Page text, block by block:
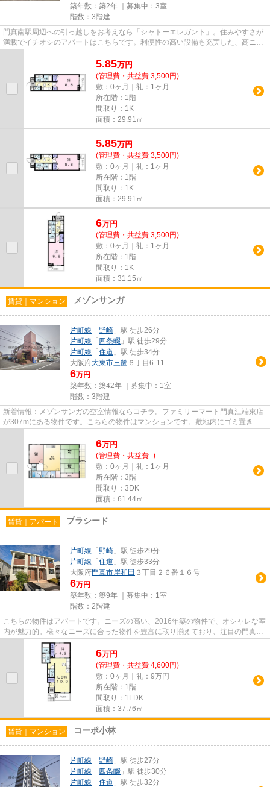
築年数：築2年 ｜募集中： 3室
階数：3階建
門真南駅周辺への引っ越しをお考えなら「シャトーエレガント」。住みやすさが
満載でイチオシのアパートはこちらです。利便性の高い設備も充実した、高ニー
5.85万円
(管理費・共益費 3,500円)
敷：0ヶ月｜礼：1ヶ月
所在階：1階
間取り：1K
面積：29.91㎡
5.85万円
(管理費・共益費 3,500円)
敷：0ヶ月｜礼：1ヶ月
所在階：1階
間取り：1K
面積：29.91㎡
6万円
(管理費・共益費 3,500円)
敷：0ヶ月｜礼：1ヶ月
所在階：1階
間取り：1K
面積：31.15㎡
賃貸｜マンション メゾンサンガ
片町線 「 野崎 」駅 徒歩26分
片町線 「 四条畷 」駅 徒歩29分
片町線 「 住道 」駅 徒歩34分
大阪府大東市三箇 ６丁目6-11
6万円
築年数：築42年 ｜募集中： 1室
階数：3階建
新着情報：メゾンサンガの空室情報ならコチラ。ファミリーマート門真江端東店
が307mにある物件です。こちらの物件はマンションです。敷地内にゴミ置き場
6万円
(管理費・共益費 -)
敷：0ヶ月｜礼：1ヶ月
所在階：3階
間取り：3DK
面積：61.44㎡
賃貸｜アパート プラシード
片町線 「 野崎 」駅 徒歩29分
片町線 「 住道 」駅 徒歩33分
大阪府門真市岸和田 ３丁目２６番１６号
6万円
築年数：築9年 ｜募集中： 1室
階数：2階建
こちらの物件はアパートです。ニーズの高い、2016年築の物件で、オシャレな室
内が魅力的。様々なニーズに合った物件を豊富に取り揃えており、注目の門真市
や野崎付近の物件情報も多数...
6万円
(管理費・共益費 4,600円)
敷：0ヶ月｜礼：9万円
所在階：1階
間取り：1LDK
面積：37.76㎡
賃貸｜マンション コーポ小林
片町線 「 野崎 」駅 徒歩27分
片町線 「 四条畷 」駅 徒歩30分
片町線 「 住道 」駅 徒歩32分